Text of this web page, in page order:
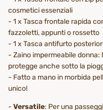
cosmetici essenziali
- 1 x Tasca frontale rapida
fazzoletti, appunti o rossetto
- 1 x Tasca antifurto
- Zaino impermeabile
protegge anche sotto la
- Fatto a mano in morbida
unico!
- Versatile: Per una